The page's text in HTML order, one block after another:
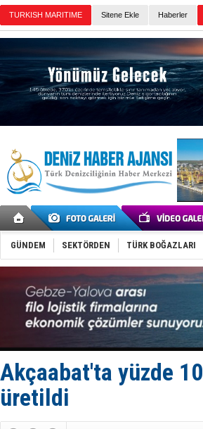
Sitene Ekle Haberler
GÜNDEM SEKTÖRDEN TÜRK BOĞAZLARI
Akçaabat'ta yüzde
üretildi